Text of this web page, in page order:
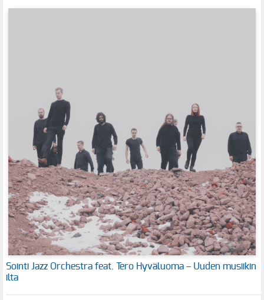
Sointi Jazz Orchestra feat. Tero Hyväluoma – Uuden musiikin
ilta